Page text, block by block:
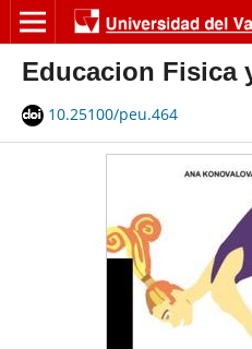
Educacion Fisica
10.25100/peu.464